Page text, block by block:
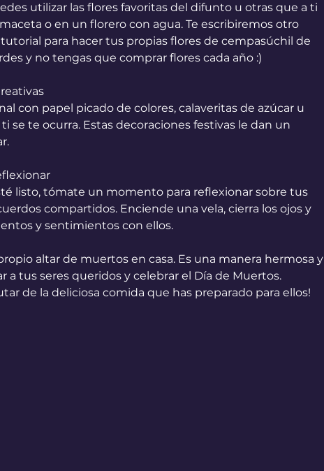
utilizar las flores favoritas del difunto u otras que a ti
o en un florero con agua. Te escribiremos otro
para hacer tus propias flores de cempasúchil de
y no tengas que comprar flores cada año :)
con papel picado de colores, calaveritas de azúcar u
se te ocurra. Estas decoraciones festivas le dan un
listo, tómate un momento para reflexionar sobre tus
compartidos. Enciende una vela, cierra los ojos y
y sentimientos con ellos.
altar de muertos en casa. Es una manera hermosa y
a tus seres queridos y celebrar el Día de Muertos.
de la deliciosa comida que has preparado para ellos!